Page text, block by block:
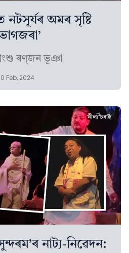
নটসূৰ্যৰ অমৰ সৃষ্টি
ৰণ্‌জন ভূঞা
Feb, 2024
নাট্য-নিৱেদন: